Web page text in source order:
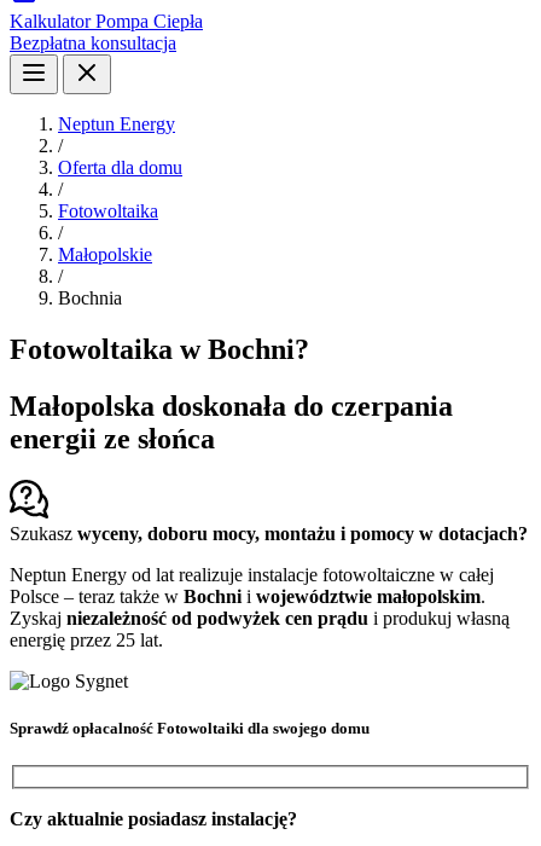
Kalkulator Pompa Ciepła
Bezpłatna konsultacja
Neptun Energy
/
Oferta dla domu
/
Fotowoltaika
/
Małopolskie
/
Bochnia
Fotowoltaika w Bochni?
Małopolska doskonała do czerpania
energii ze słońca
Szukasz wyceny, doboru mocy, montażu i pomocy w dotacjach?
Neptun Energy od lat realizuje instalacje fotowoltaiczne w całej
Polsce – teraz także w Bochni i województwie małopolskim.
Zyskaj niezależność od podwyżek cen prądu i produkuj własną
energię przez 25 lat.
Sprawdź opłacalność Fotowoltaiki dla swojego domu
Czy aktualnie posiadasz instalację?